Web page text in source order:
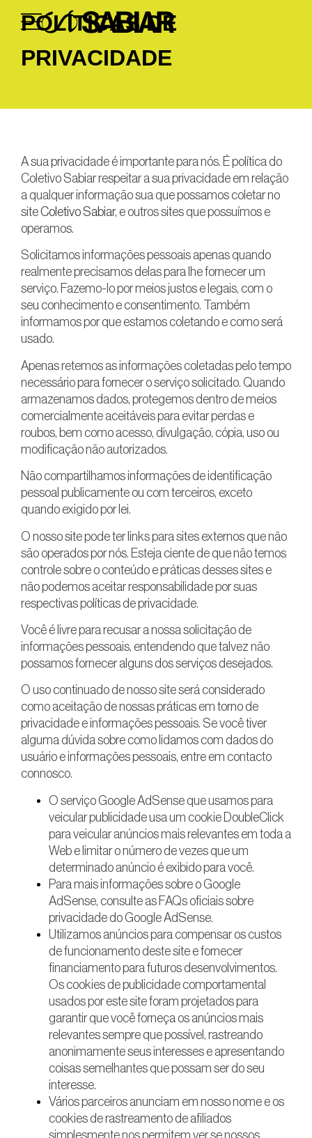
POLÍTICAS DE
PRIVACIDADE
A sua privacidade é importante para nós. É política do
Coletivo Sabiar respeitar a sua privacidade em relação
a qualquer informação sua que possamos coletar no
siteColetivo Sabiar, e outros sites que possuímos e
operamos.
Solicitamos informações pessoais apenas quando
realmente precisamos delas para lhe fornecer um
serviço. Fazemo-lo por meios justos e legais, com o
seu conhecimento e consentimento. Também
informamos por que estamos coletando e como será
usado.
Apenas retemos as informações coletadas pelo tempo
necessário para fornecer o serviço solicitado. Quando
armazenamos dados, protegemos dentro de meios
comercialmente aceitáveis ​​para evitar perdas e
roubos, bem como acesso, divulgação, cópia, uso ou
modificação não autorizados.
Não compartilhamos informações de identificação
pessoal publicamente ou com terceiros, exceto
quando exigido por lei.
O nosso site pode ter links para sites externos que não
são operados por nós. Esteja ciente de que não temos
controle sobre o conteúdo e práticas desses sites e
não podemos aceitar responsabilidade por suas
respectivaspolíticas de privacidade
Você é livre para recusar a nossa solicitação de
informações pessoais, entendendo que talvez não
possamos fornecer alguns dos serviços desejados.
O uso continuado de nosso site será considerado
como aceitação de nossas práticas em torno de
privacidade e informações pessoais. Se você tiver
alguma dúvida sobre como lidamos com dados do
usuário e informações pessoais, entre em contacto
connosco.
O serviço Google AdSense que usamos para
veicular publicidade usa um cookie DoubleClick
para veicular anúncios mais relevantes em toda a
Web e limitar o número de vezes que um
determinado anúncio é exibido para você.
Para mais informações sobre o Google
AdSense, consulte as FAQs oficiais sobre
privacidade do Google AdSense.
Utilizamos anúncios para compensar os custos
de funcionamento deste site e fornecer
financiamento para futuros desenvolvimentos.
Os cookies de publicidade comportamental
usados ​​por este site foram projetados para
garantir que você forneça os anúncios mais
relevantes sempre que possível, rastreando
anonimamente seus interesses e apresentando
coisas semelhantes que possam ser do seu
interesse.
Vários parceiros anunciam em nosso nome e os
cookies de rastreamento de afiliados
simplesmente nos permitem ver se nossos